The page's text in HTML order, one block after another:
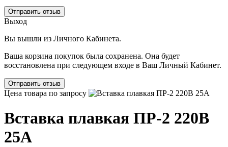
Отправить отзыв
Выход
Вы вышли из Личного Кабинета.
Ваша корзина покупок была сохранена. Она будет
восстановлена при следующем входе в Ваш Личный Кабинет.
Отправить отзыв
Цена товара по запросу
Вставка плавкая ПР-2 220В
25А